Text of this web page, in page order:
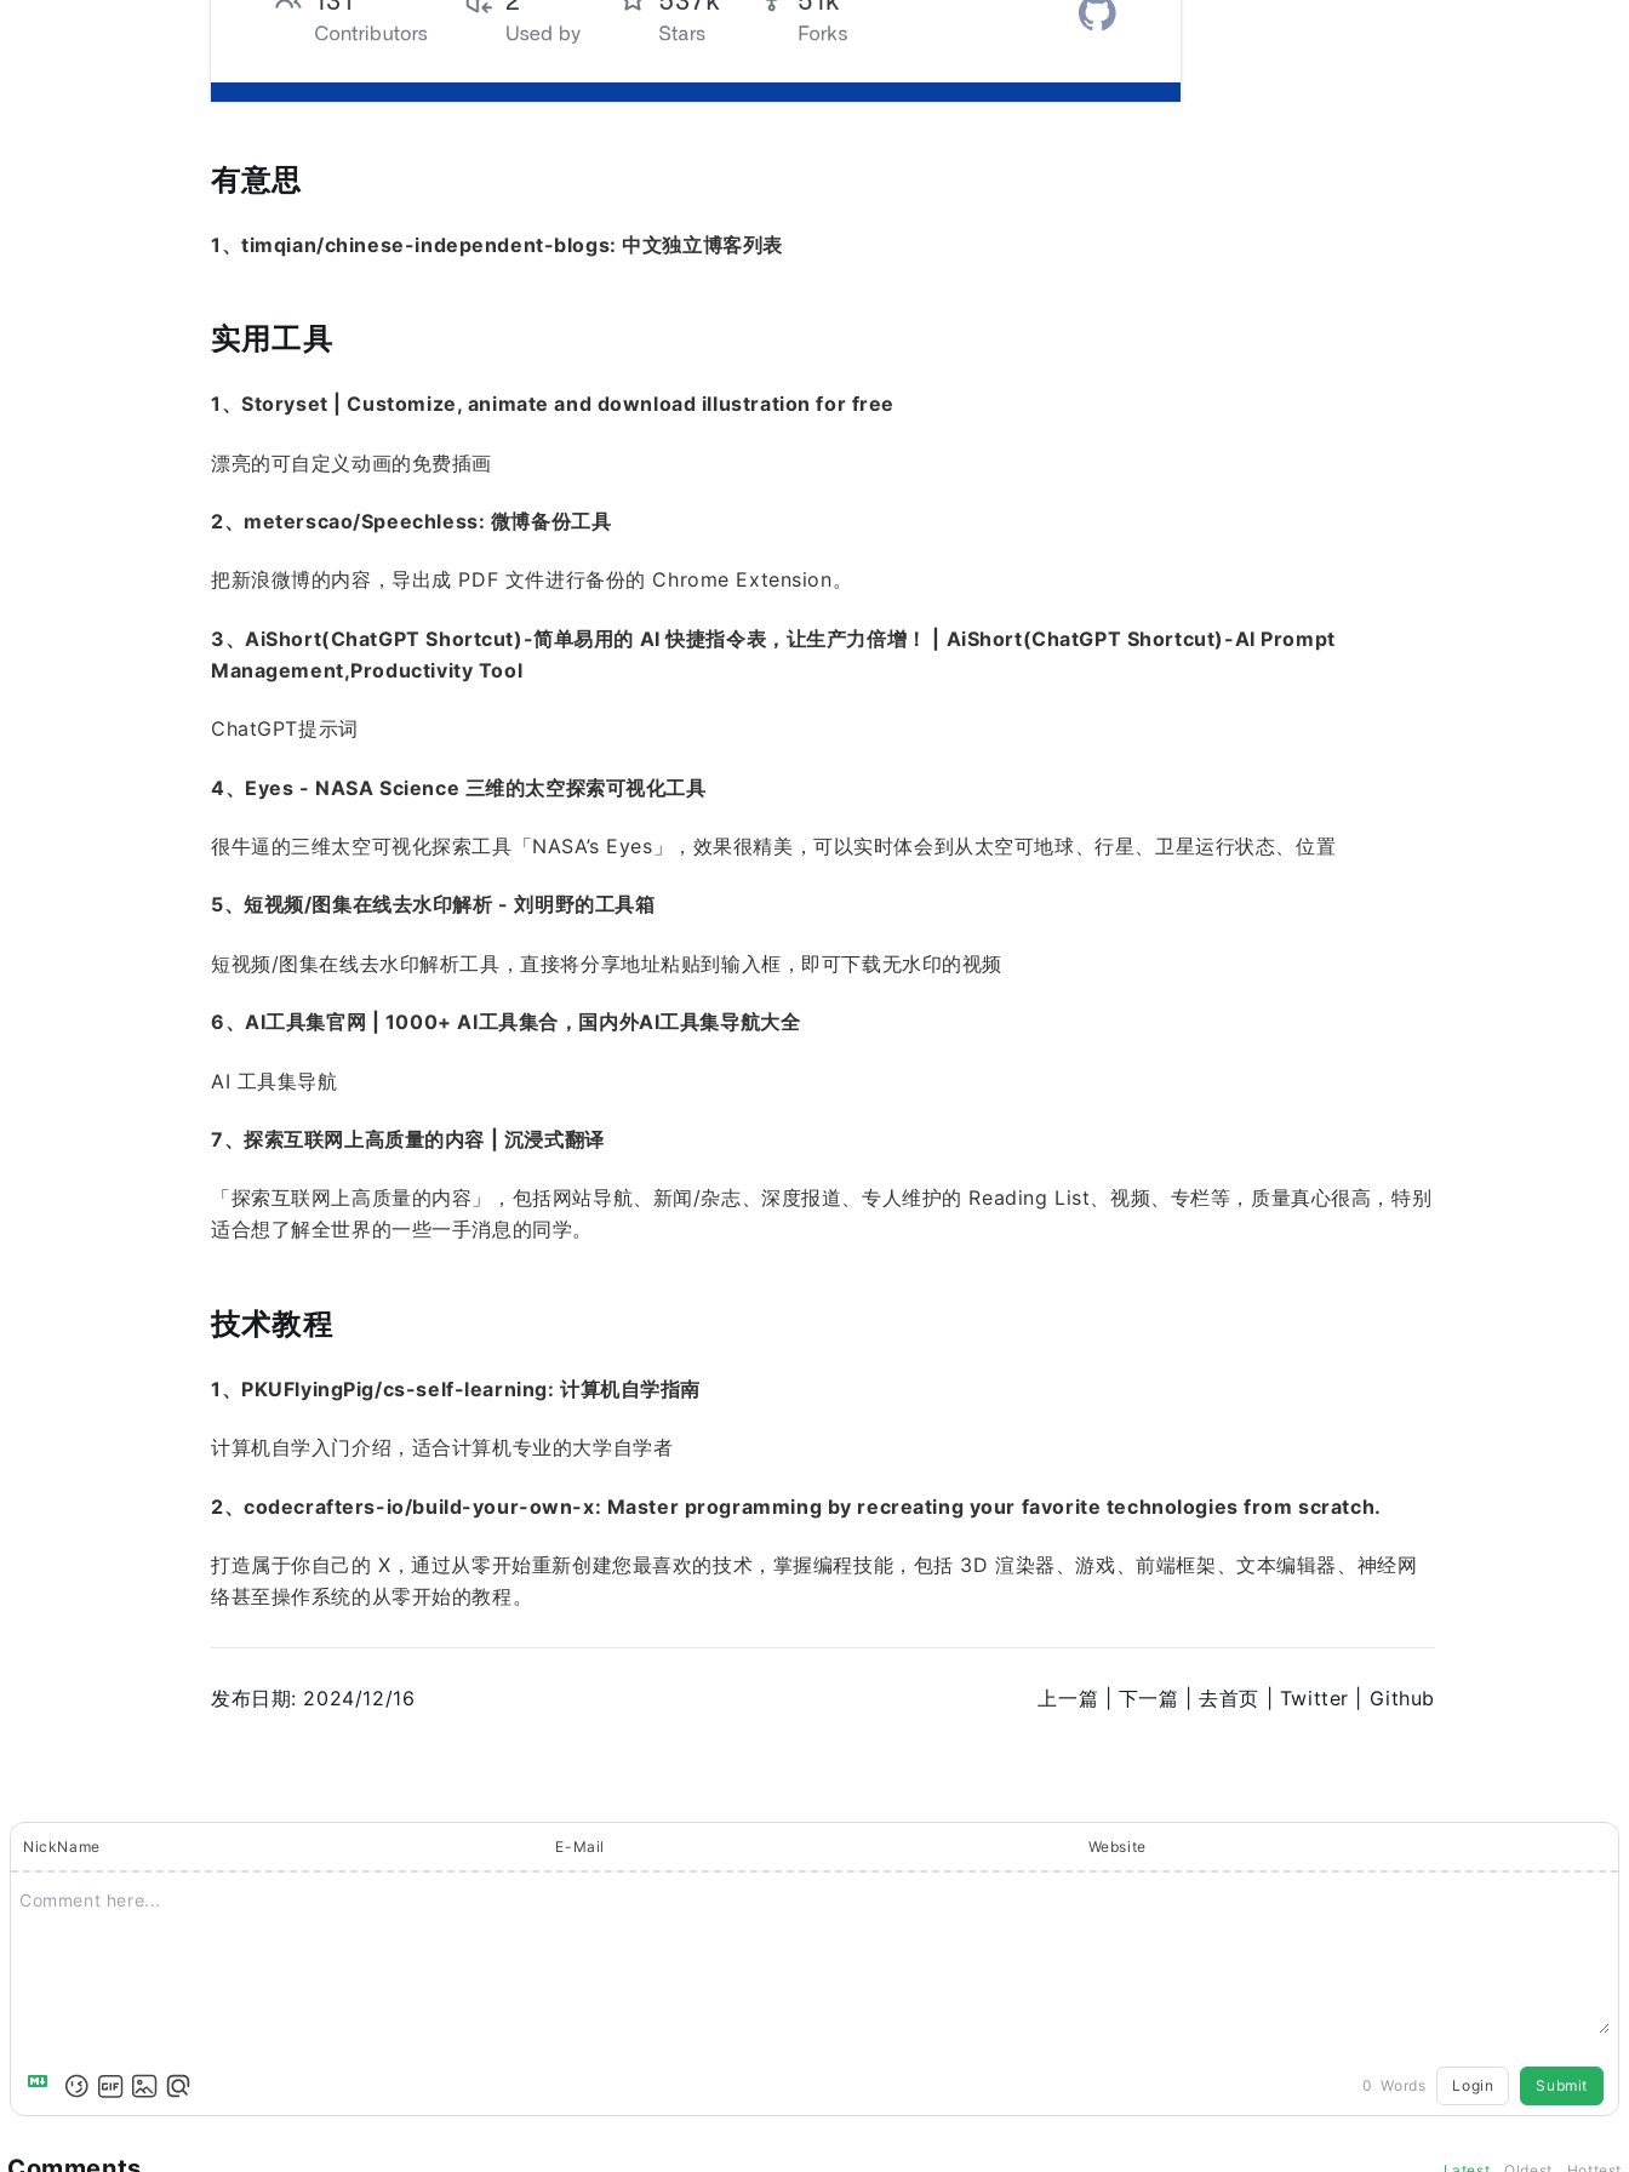
有意思
1、timqian/chinese-independent-blogs: 中文独立博客列表
实用工具
1、Storyset | Customize, animate and download illustration for free
漂亮的可自定义动画的免费插画
2、meterscao/Speechless: 微博备份工具
把新浪微博的内容，导出成 PDF 文件进行备份的 Chrome Extension。
3、AiShort(ChatGPT Shortcut)-简单易用的 AI 快捷指令表，让生产力倍增！ | AiShort(ChatGPT Shortcut)-AI Prompt
Management,Productivity Tool
ChatGPT提示词
4、Eyes - NASA Science 三维的太空探索可视化工具
很牛逼的三维太空可视化探索工具「NASA’s Eyes」，效果很精美，可以实时体会到从太空可地球、行星、卫星运行状态、位置
5、短视频/图集在线去水印解析 - 刘明野的工具箱
短视频/图集在线去水印解析工具，直接将分享地址粘贴到输入框，即可下载无水印的视频
6、AI工具集官网 | 1000+ AI工具集合，国内外AI工具集导航大全
AI 工具集导航
7、探索互联网上高质量的内容 | 沉浸式翻译
「探索互联网上高质量的内容」，包括网站导航、新闻/杂志、深度报道、专人维护的 Reading List、视频、专栏等，质量真心很高，特别
适合想了解全世界的一些一手消息的同学。
技术教程
1、PKUFlyingPig/cs-self-learning: 计算机自学指南
计算机自学入门介绍，适合计算机专业的大学自学者
2、codecrafters-io/build-your-own-x: Master programming by recreating your favorite technologies from scratch.
打造属于你自己的 X，通过从零开始重新创建您最喜欢的技术，掌握编程技能，包括 3D 渲染器、游戏、前端框架、文本编辑器、神经网
络甚至操作系统的从零开始的教程。
发布日期: 2024/12/16 上一篇 | 下一篇 | 去首页 | Twitter | Github
NickName E-Mail Website
0 Words Login Submit